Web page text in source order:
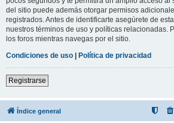
del sitio puede además otorgar permisos
registrados. Antes de identificarte asegúrete de
nuestros términos de uso y políticas relacionadas.
los foros mientras navegas por el sitio.
Condiciones de uso | Política de privacidad
Registrarse
Índice general